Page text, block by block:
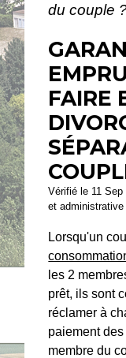
du couple
FAIRE
Vérifié le 11
et
Lorsqu'un
les 2
prêt, ils sont
réclamer à
paiement
membre du